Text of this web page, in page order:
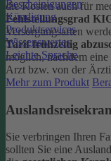
Bescheinigungen
Kündigung
Produktservices
Wissenswertes
Leichte Sprache
die Kosten auch für
Fehlstellungsgrad
Versorgungsarten
Tarif frühzeitig
möglich, nachdem
Arzt bzw. von der
Mehr zum Produkt
Sie verbringen Ihren
sollten Sie eine